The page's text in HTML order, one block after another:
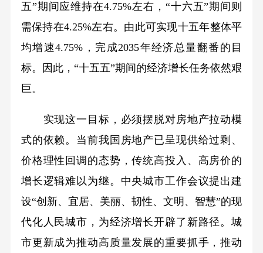
五”期间应维持在4.75%左右，“十六五”期间则
需保持在4.25%左右。由此可实现十五年整体平
均增速4.75%，完成2035年经济总量翻番的目
标。因此，“十五五”期间的经济增长任务依然艰
巨。
实现这一目标，必须摆脱对房地产拉动模
式的依赖。当前我国房地产已呈现供给过剩、
价格理性回调的态势，传统高投入、高房价的
增长逻辑难以为继。中央城市工作会议提出建
设“创新、宜居、美丽、韧性、文明、智慧”的现
代化人民城市，为经济增长开辟了新路径。城
市更新成为推动高质量发展的重要抓手，推动